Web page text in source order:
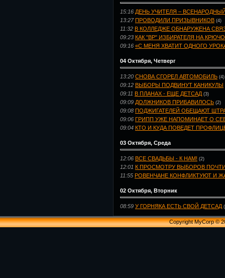
15:16 ДЕНЬ УЧИТЕЛЯ –
13:27 ПРОВОДИЛИ ПРИЗЫВНИКОВ (4)
11:32 В КОЛЛЕДЖЕ ОБНАРУЖЕНА
09:23 КАК "ВР" ИЗБИРАТЕЛЯ НА
09:16 «С МЕНЯ ХВАТИТ ОДНОГО
04 Октября, Четверг
13:20 СНОВА СГОРЕЛ АВТОМОБИЛЬ (4)
09:12 ВЫБОРЫ ПОДВИНУТ КАНИКУЛЫ
09:11 В ПЛАНАХ - ЕЩЕ ДЕТСАД (3)
09:09 ДОЛЖНИКОВ ПРИБАВИЛОСЬ (2)
09:08 ПОДЖИГАТЕЛЕЙ ОБЕЩАЮТ
09:06 ГРИПП УЖЕ НАПОМИНАЕТ О
09:04 КТО И КУДА ПОВЕДЕТ
03 Октября, Среда
12:06 ВСЕ СВАДЬБЫ - К НАМ! (2)
12:01 К ПРОСМОТРУ ВЫБОРОВ
11:55 РОВЕНЧАНЕ КОНФЛИКТУЮТ И
02 Октября, Вторник
08:59 У ГОРНЯКА ЕСТЬ СВОЙ ДЕТСАД
Copyright MyCorp ©